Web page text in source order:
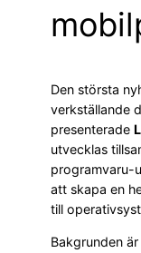
Den största
verkställande
presenterade
utvecklas
programvaru-
att skapa en
till
Bakgrunden